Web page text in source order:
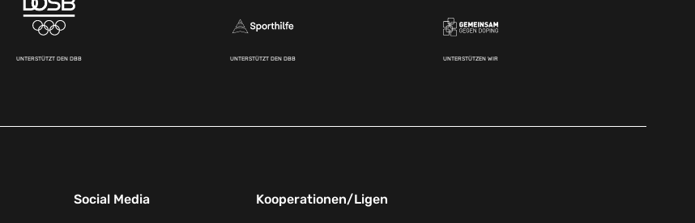
UNTERSTÜTZT DEN DBB UNTERSTÜTZT DEN DBB UNTERSTÜTZEN WIR
Social Media Kooperationen/Ligen